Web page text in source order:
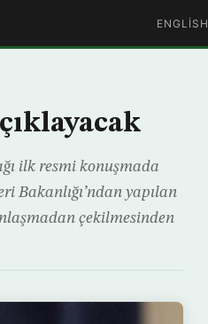
ENGLISH
ilk resmi konuşmada
Bakanlığı’ndan yapılan
çekilmesinden